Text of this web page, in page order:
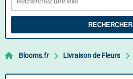
RECHERCHER
Blooms.fr Livraison de Fleurs